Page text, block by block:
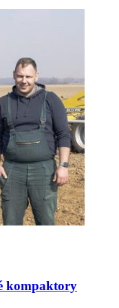
kompaktory